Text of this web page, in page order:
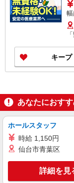
キープ
あなたにおす
ホールスタッフ
時給 1,150円
仙台市青葉区
詳細を見